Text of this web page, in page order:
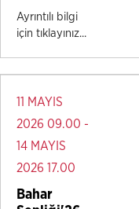
Ayrıntılı bilgi
için tıklayınız...
11 MAYIS
2026 09.00 -
14 MAYIS
2026 17.00
Bahar